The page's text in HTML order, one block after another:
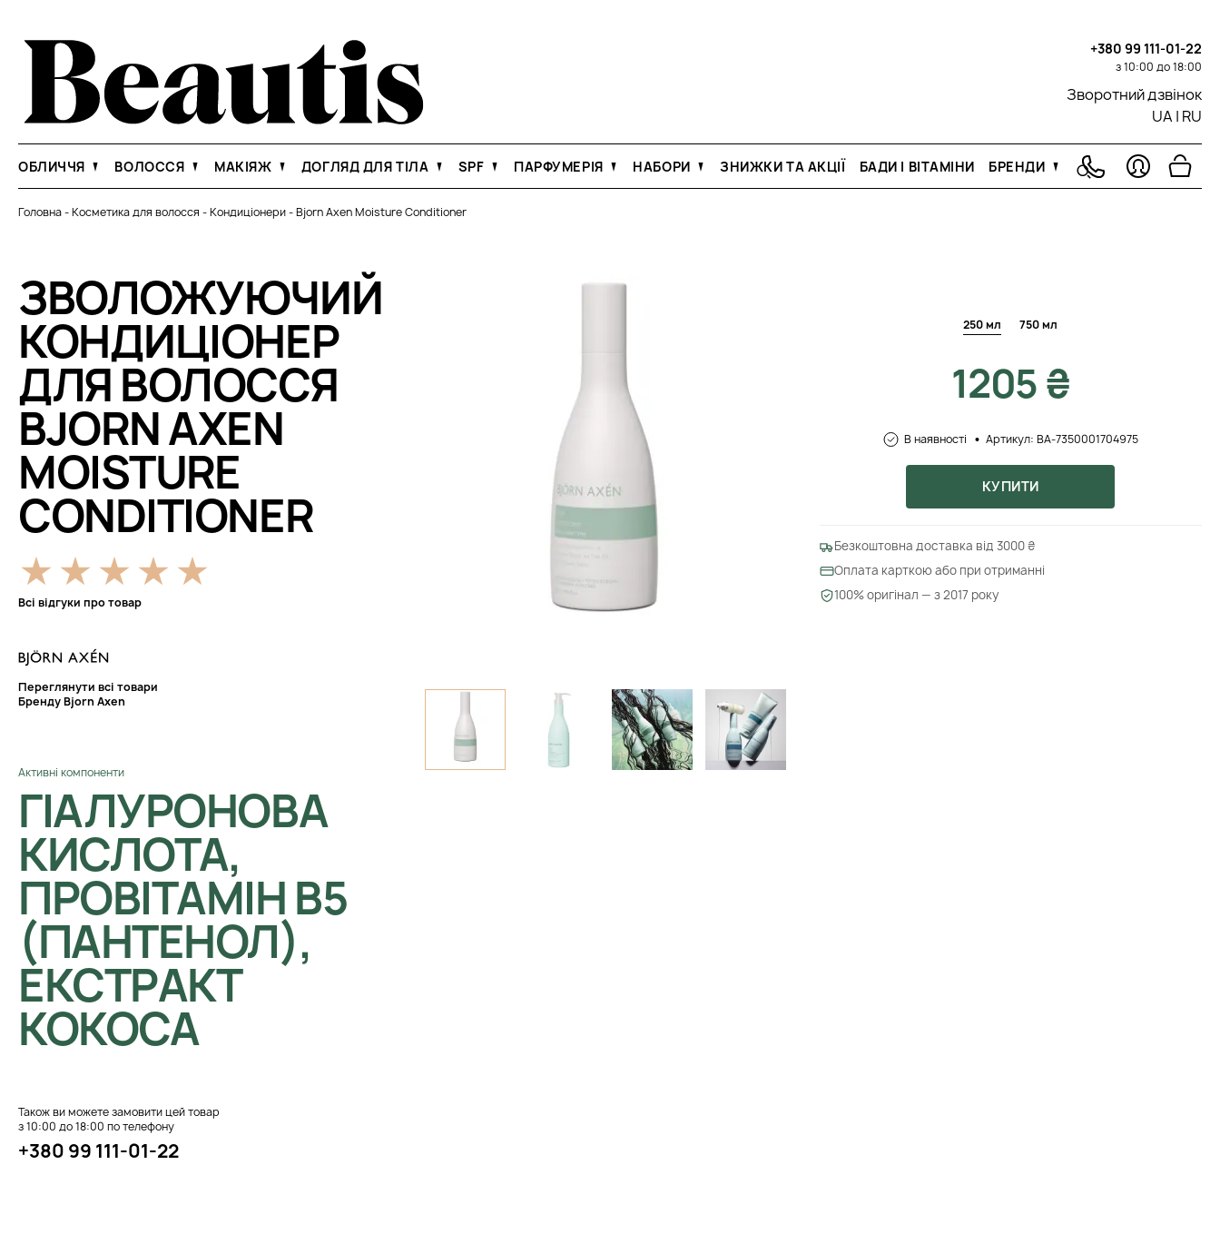
+380 99 111-01-22
з 10:00 до 18:00
Зворотний дзвінок
UA | RU
ОБЛИЧЧЯ ВОЛОССЯ МАКІЯЖ ДОГЛЯД ДЛЯ ТІЛА SPF ПАРФУМЕРІЯ НАБОРИ ЗНИЖКИ ТА АКЦІЇ БАДИ І ВІТАМІНИ БРЕНДИ
Головна-Косметика для волосся -Кондиціонери-Bjorn Axen Moisture Conditioner
ЗВОЛОЖУЮЧИЙ
КОНДИЦІОНЕР
ДЛЯ ВОЛОССЯ
BJORN AXEN
MOISTURE
CONDITIONER
Всі відгуки про товар
Переглянути всі товари
Бренду Bjorn Axen
Активні компоненти
ГІАЛУРОНОВА
КИСЛОТА,
ПРОВІТАМІН В5
(ПАНТЕНОЛ),
ЕКСТРАКТ
КОКОСА
Також ви можете замовити цей товар
з 10:00 до 18:00 по телефону
+380 99 111-01-22
250 мл 750 мл
1205 ₴
В наявності Артикул: BA-7350001704975
КУПИТИ
Безкоштовна доставка від 3000 ₴
Оплата карткою або при отриманні
100% оригінал — з 2017 року